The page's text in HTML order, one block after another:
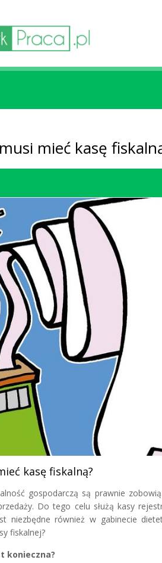
mieć kasę
kasę fiskalną?
gospodarczą są prawnie
Do tego celu służą kasy
niezbędne również w gabinecie
fiskalnej?
konieczna?